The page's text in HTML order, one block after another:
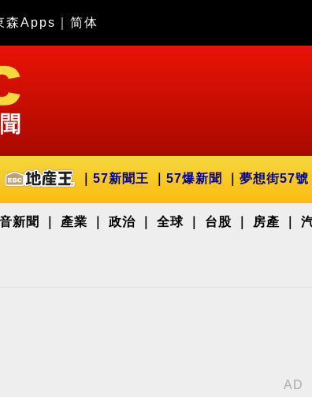
森Apps 简体
57新聞王 57爆新聞 夢想街57號
新聞 產業 政治 全球 台股 房產